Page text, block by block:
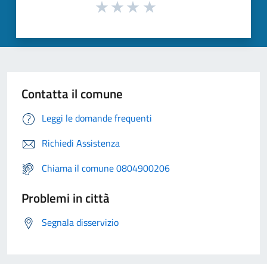
Contatta il comune
Leggi le domande frequenti
Richiedi Assistenza
Chiama il comune 0804900206
Problemi in città
Segnala disservizio